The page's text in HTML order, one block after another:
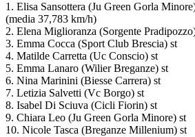
1. Elisa Sansottera (Ju Green Gorla
(media 37,783 km/h)
2. Elena Miglioranza (Sorgente
3. Emma Cocca (Sport Club Brescia) st
4. Matilde Carretta (Uc Conscio) st
5. Emma Lanaro (Wilier Breganze) st
6. Nina Marinini (Biesse Carrera) st
7. Letizia Salvetti (Vc Borgo) st
8. Isabel Di Sciuva (Cicli Fiorin) st
9. Chiara Leo (Ju Green Gorla Minore) st
10. Nicole Tasca (Breganze Millenium) st